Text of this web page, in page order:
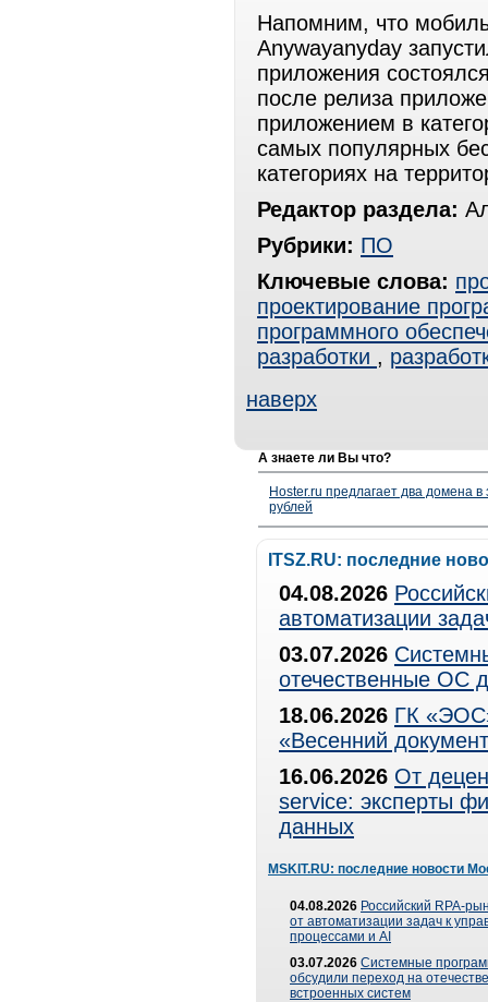
Напомним, что
Anywayanyday
приложения
после релиза
приложением в
самых популярных
категориях на
Редактор раздела:
Рубрики: ПО
Ключевые слова:
проектирование
программного
разработки ,
наверх
А знаете ли Вы что?
Hoster.ru предлагает два домена
рублей
ITSZ.RU: последние
04.08.2026
автоматизации
03.07.2026
отечественные ОС
18.06.2026 ГК
«Весенний
16.06.2026 От
service: эксперты
данных
MSKIT.RU: последние новости
04.08.2026 Российский RPA-
от автоматизации задач к
процессами и AI
03.07.2026 Системные
обсудили переход на
встроенных систем